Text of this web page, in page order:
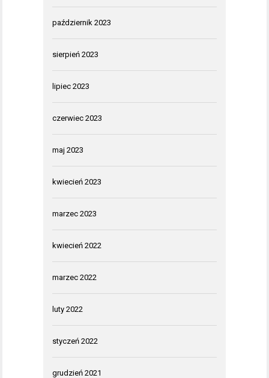
październik 2023
sierpień 2023
lipiec 2023
czerwiec 2023
maj 2023
kwiecień 2023
marzec 2023
kwiecień 2022
marzec 2022
luty 2022
styczeń 2022
grudzień 2021